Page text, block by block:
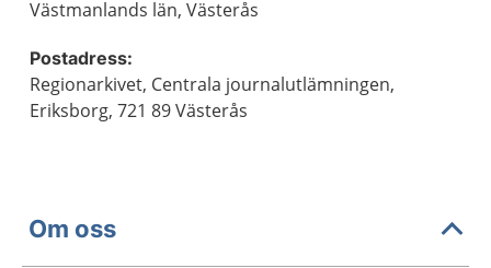
Västmanlands län, Västerås
Postadress:
Regionarkivet, Centrala journalutlämningen,
Eriksborg, 721 89 Västerås
Om oss